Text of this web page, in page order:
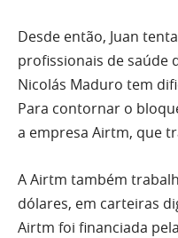
Desde então, Juan
profissionais de saúde
Nicolás Maduro tem
Para contornar o
a empresa Airtm, que
A Airtm também
dólares, em carteiras
Airtm foi financiada